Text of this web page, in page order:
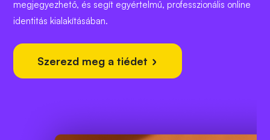
megjegyezhető, és segít egyértelmű, professzionális online
identitás kialakításában.
Szerezd meg a tiédet